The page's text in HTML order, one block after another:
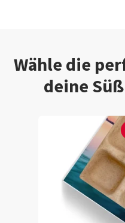
Wähle die
deine